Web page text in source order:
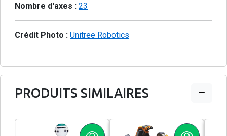
Nombre d'axes : 23
Crédit Photo : Unitree Robotics
PRODUITS SIMILAIRES